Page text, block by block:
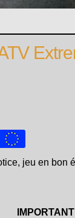
jeu en bon